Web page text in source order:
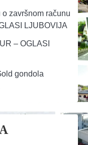
završnom računu
LJUBOVIJA
– OGLASI
gondola